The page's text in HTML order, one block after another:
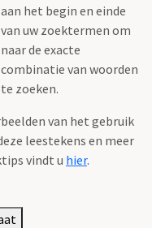
aan het begin en einde
van uw zoektermen om
naar de exacte
combinatie van woorden
te zoeken.
van het gebruik
leestekens en meer
vindt u hier.